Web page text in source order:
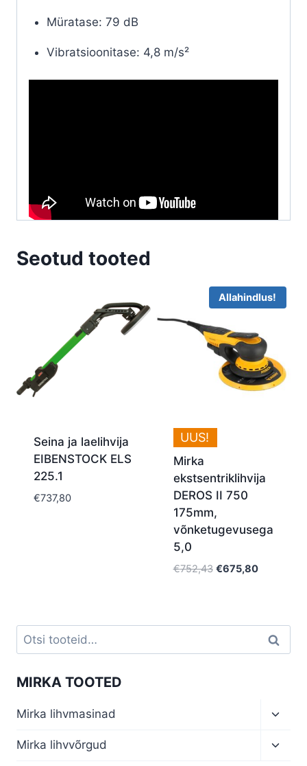
Müratase: 79 dB
Vibratsioonitase: 4,8 m/s²
Seotud tooted
Seina ja laelihvija
EIBENSTOCK ELS
225.1
€737,80
Allahindlus!
UUS!
Mirka
ekstsentriklihvija
DEROS II 750
175mm,
võnketugevusega
5,0
€752,43 Algne
€675,80Current
Otsi: Otsi
MIRKA TOOTED
Mirka lihvmasinad
menu
Mirka lihvvõrgud